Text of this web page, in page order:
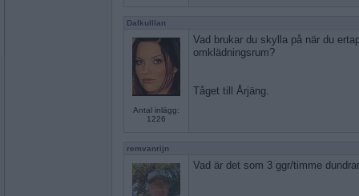
Dalkulllan
Antal inlägg:
1226
Vad brukar du skylla på när du
omklädningsrum?
Tåget till Årjäng.
remvanrijn
Vad är det som 3 ggr/timme